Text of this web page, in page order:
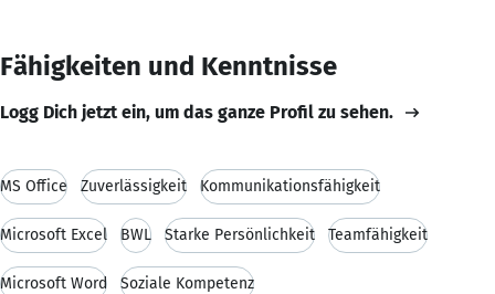
Fähigkeiten und Kenntnisse
Logg Dich jetzt ein, um das ganze Profil zu sehen.
MS Office Zuverlässigkeit Kommunikationsfähigkeit
Microsoft Excel BWL Starke Persönlichkeit Teamfähigkeit
Microsoft Word Soziale Kompetenz